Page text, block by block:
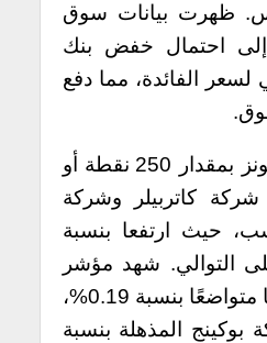
ظهرت بيانات سوق
إلى احتمال خفض بنك
لسعر الفائدة، مما دفع
ارتفع مؤشر داو جونز بمقدار 250 نقطة أو
شركة كاتربيلر وشركة
حيث ارتفعا بنسبة
على التوالي. شهد مؤشر
ناسداك 100 ارتفاعًا متواضعًا بنسبة 0.19%،
المذهلة بنسبة